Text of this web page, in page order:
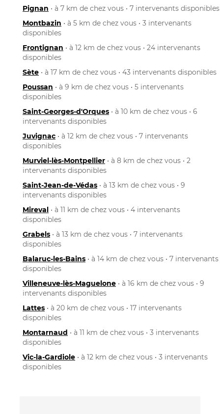
Pignan • à 7 km de chez vous • 7 intervenants disponibles
Montbazin • à 5 km de chez vous • 3 intervenants
disponibles
Frontignan • à 12 km de chez vous • 24 intervenants
disponibles
Sète • à 17 km de chez vous • 43 intervenants disponibles
Poussan • à 9 km de chez vous • 5 intervenants
disponibles
Saint-Georges-d'Orques • à 10 km de chez vous • 6
intervenants disponibles
Juvignac • à 12 km de chez vous • 7 intervenants
disponibles
Murviel-lès-Montpellier • à 8 km de chez vous • 2
intervenants disponibles
Saint-Jean-de-Védas • à 13 km de chez vous • 9
intervenants disponibles
Mireval • à 11 km de chez vous • 4 intervenants
disponibles
Grabels • à 13 km de chez vous • 7 intervenants
disponibles
Balaruc-les-Bains • à 14 km de chez vous • 7 intervenants
disponibles
Villeneuve-lès-Maguelone • à 16 km de chez vous • 9
intervenants disponibles
Lattes • à 20 km de chez vous • 17 intervenants
disponibles
Montarnaud • à 11 km de chez vous • 3 intervenants
disponibles
Vic-la-Gardiole • à 12 km de chez vous • 3 intervenants
disponibles